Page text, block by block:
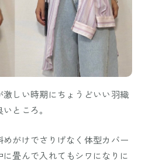
しい時期にちょうどいい羽織
ところ。
がけでさりげなく体型カバー
畳んで入れてもシワになりに